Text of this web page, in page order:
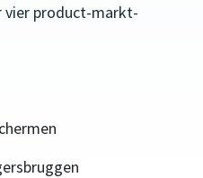
vier product-markt-